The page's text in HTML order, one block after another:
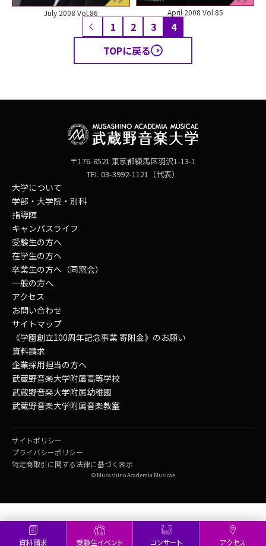
July 2008 Vol.86 April 2008 Vol.85
1 2 3
4
TOPに戻る
資料請求 受験生イベント コンサート アクセス
〒176-8521 東京都練馬区羽沢1-13-1
TEL 03-3992-1121（代表）
大学について
学部・大学院・別科
指導陣
キャンパスライフ
受験生の方へ
在学生の方へ
卒業生の方へ（同窓会）
一般の方へ
アクセス
お問い合わせ
サイトマップ
《学園創立100周年記念事業 寄附金》のお願い
資料請求
企業採用担当の方へ
武蔵野音楽大学附属高等学校
武蔵野音楽大学附属幼稚園
武蔵野音楽大学附属音楽教室
© Musashino Academia Musicae
サイトポリシー
プライバシーポリシー
特定商取引に関する法律に基づく表示